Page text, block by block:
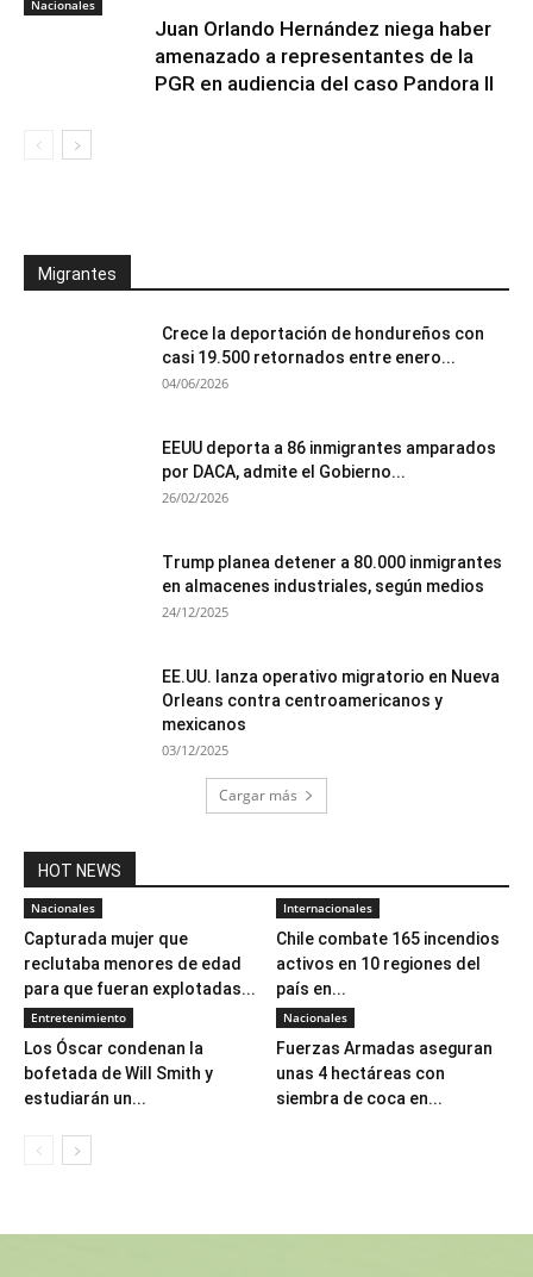
Nacionales
Juan Orlando Hernández niega haber
amenazado a representantes de la
PGR en audiencia del caso Pandora II
Migrantes
Crece la deportación de hondureños con
casi 19.500 retornados entre enero...
04/06/2026
EEUU deporta a 86 inmigrantes amparados
por DACA, admite el Gobierno...
26/02/2026
Trump planea detener a 80.000 inmigrantes
en almacenes industriales, según medios
24/12/2025
EE.UU. lanza operativo migratorio en Nueva
Orleans contra centroamericanos y
mexicanos
03/12/2025
Cargar más
HOT NEWS
Nacionales
Capturada mujer que
reclutaba menores de edad
para que fueran explotadas...
Internacionales
Chile combate 165 incendios
activos en 10 regiones del
país en...
Entretenimiento
Los Óscar condenan la
bofetada de Will Smith y
estudiarán un...
Nacionales
Fuerzas Armadas aseguran
unas 4 hectáreas con
siembra de coca en...